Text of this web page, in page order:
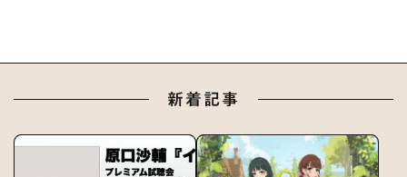
新着記事